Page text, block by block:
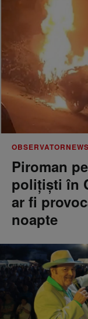
Piroman
poliţişti în
ar fi
noapte